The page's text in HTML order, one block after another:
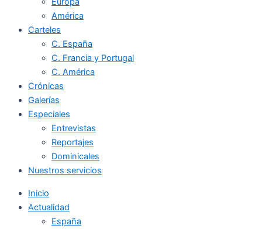
América
Carteles
C. España
C. Francia y Portugal
C. América
Crónicas
Galerías
Especiales
Entrevistas
Reportajes
Dominicales
Nuestros servicios
Inicio
Actualidad
España